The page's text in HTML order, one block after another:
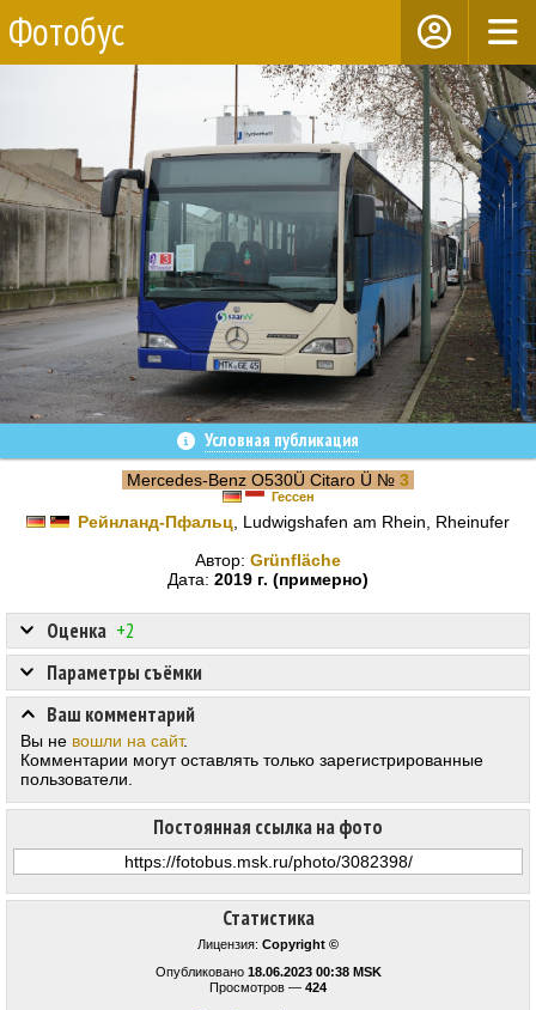
Фотобус
Условная публикация
Mercedes-Benz O530Ü Citaro Ü № 3
Гессен
Рейнланд-Пфальц , Ludwigshafen am Rhein, Rheinufer
Автор: Grünfläche
Дата: 2019 г. (примерно)
Статистика
Лицензия: Copyright ©
Опубликовано 18.06.2023 00:38 MSK
Просмотров — 424
Оценка +2
Постоянная ссылка на фото
Параметры съёмки
Ваш комментарий
Вы не вошли на сайт.
Комментарии могут оставлять только зарегистрированные
пользователи.